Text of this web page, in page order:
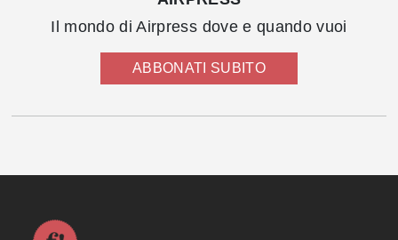
Il mondo di Airpress dove e quando vuoi
ABBONATI SUBITO